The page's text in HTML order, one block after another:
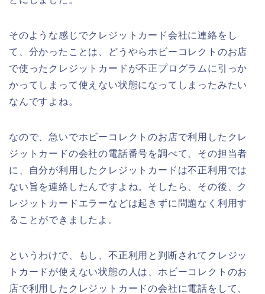
そのような感じでクレジットカード会社に連絡をし
て、分かったことは、どうやらホビーコレクトのお店
で使ったクレジットカードが不正プログラムに引っか
かってしまって使えない状態になってしまったみたい
なんですよね。
なので、急いでホビーコレクトのお店で利用したクレ
ジットカードの会社の電話番号を調べて、その担当者
に、自分が利用したクレジットカードは不正利用では
ない旨を連絡したんですよね。そしたら、その後、ク
レジットカードエラーなどは起きずに問題なく利用す
ることができましたよ。
というわけで、もし、不正利用と判断されてクレジッ
トカードが使えない状態の人は、ホビーコレクトのお
店で利用したクレジットカードの会社に電話をして、